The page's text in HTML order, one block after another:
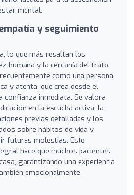
mental.
y seguimiento
lo que más resaltan los
humana y la cercanía del trato.
como una persona
y atenta, que crea desde el
confianza inmediata. Se valora
en la escucha activa, la
previas detalladas y los
sobre hábitos de vida y
futuras molestias. Este
hace que muchos pacientes
garantizando una experiencia
emocionalmente